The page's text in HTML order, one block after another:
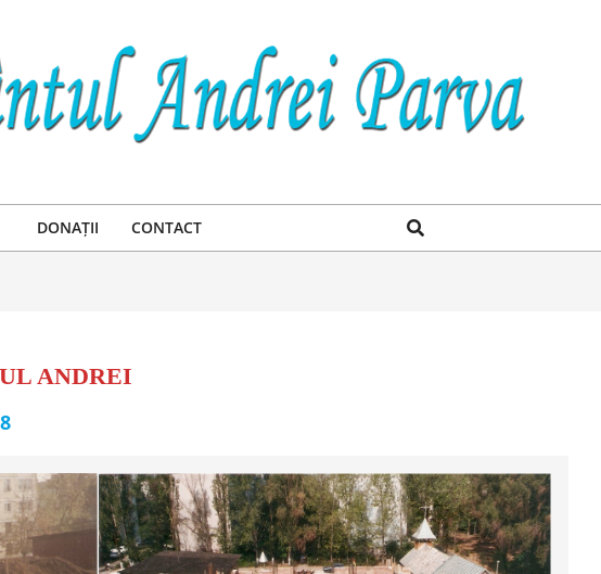
DONAȚII CONTACT Search
ANDREI